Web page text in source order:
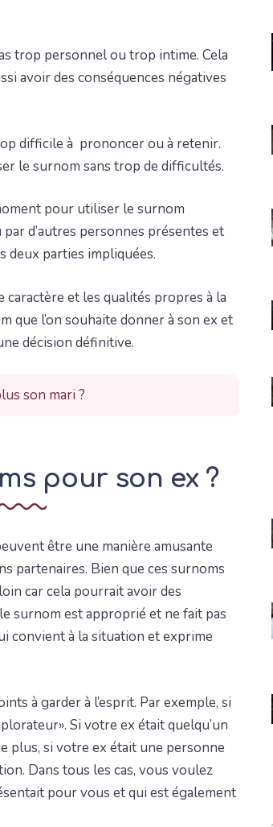
trop personnel ou trop intime. Cela
avoir des conséquences négatives
difficile à prononcer ou à retenir.
le surnom sans trop de difficultés.
pour utiliser le surnom
d’autres personnes présentes et
deux parties impliquées.
et les qualités propres à la
que l’on souhaite donner à son ex et
décision définitive.
son mari ?
pour son ex ?
être une manière amusante
partenaires. Bien que ces surnoms
car cela pourrait avoir des
surnom est approprié et ne fait pas
convient à la situation et exprime
à garder à l’esprit. Par exemple, si
Si votre ex était quelqu’un
plus, si votre ex était une personne
Dans tous les cas, vous voulez
pour vous et qui est également